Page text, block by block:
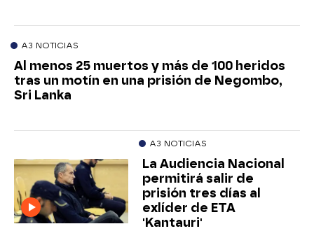
A3 NOTICIAS
Al menos 25 muertos y más de 100 heridos
tras un motín en una prisión de Negombo,
Sri Lanka
A3 NOTICIAS
La Audiencia Nacional
permitirá salir de
prisión tres días al
exlíder de ETA
'Kantauri'